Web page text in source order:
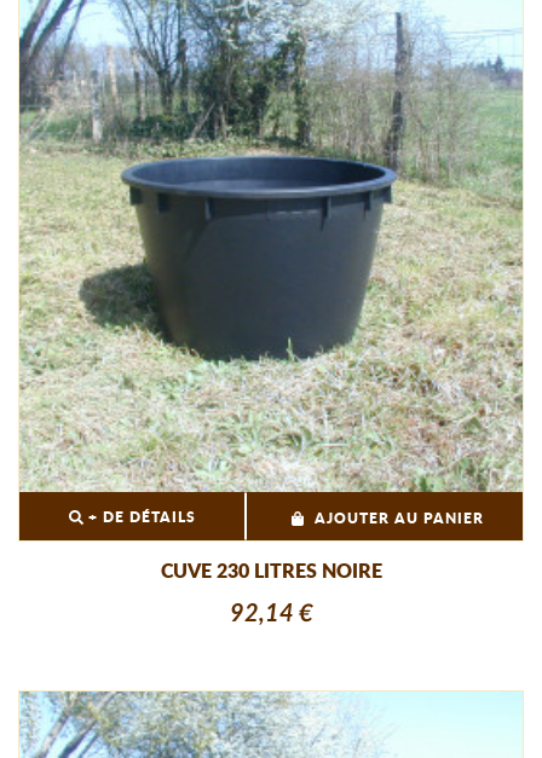
+ DE DÉTAILS AJOUTER AU PANIER
CUVE 230 LITRES NOIRE
92,14 €